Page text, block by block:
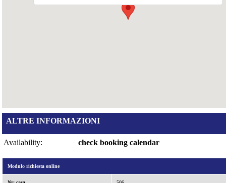
ALTRE INFORMAZIONI
Availability: check booking calendar
Modulo richiesta online